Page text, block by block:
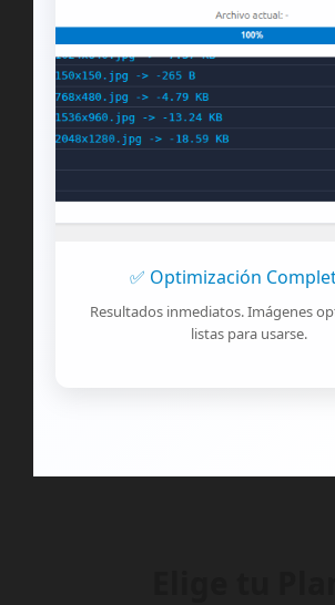
✅ Optimización
Resultados inmediatos. Imágenes
listas para usarse.